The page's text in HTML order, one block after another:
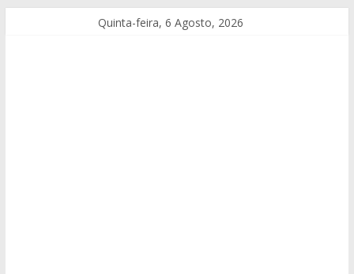
Quinta-feira, 6 Agosto, 2026